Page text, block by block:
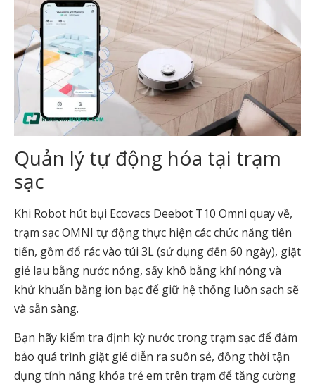
Quản lý tự động hóa tại trạm
sạc
Khi Robot hút bụi Ecovacs Deebot T10 Omni quay về,
trạm sạc OMNI tự động thực hiện các chức năng tiên
tiến, gồm đổ rác vào túi 3L (sử dụng đến 60 ngày), giặt
giẻ lau bằng nước nóng, sấy khô bằng khí nóng và
khử khuẩn bằng ion bạc để giữ hệ thống luôn sạch sẽ
và sẵn sàng.
Bạn hãy kiểm tra định kỳ nước trong trạm sạc để đảm
bảo quá trình giặt giẻ diễn ra suôn sẻ, đồng thời tận
dụng tính năng khóa trẻ em trên trạm để tăng cường